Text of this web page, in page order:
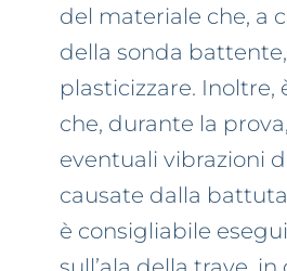
del materiale che, a
della sonda
plasticizzare.
che, durante la
eventuali vibrazioni
causate dalla
è consigliabile